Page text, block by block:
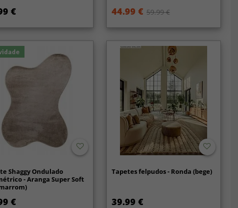
€ 44.99 € 59.99 €
Shaggy Ondulado
- Aranga Super Soft
€
Tapetes felpudos - Ronda (bege)
39.99 €